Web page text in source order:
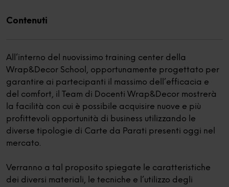
Contenuti
All’interno del nuovissimo training center della
Wrap&Decor School, opportunamente progettato per
garantire ai partecipanti il massimo dell’efficacia e
del comfort, il Team di Docenti Wrap&Decor mostrerà
la facilità con cui è possibile acquisire nuove e più
profittevoli opportunità di business utilizzando le
diverse tipologie di Carte da Parati presenti oggi nel
mercato.
Verranno a tal proposito spiegate le caratteristiche
dei diversi materiali, le tecniche e l’utilizzo degli